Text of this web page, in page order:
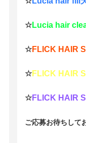
☆Lucia hair
☆FLICK HAIR
☆FLICK HAIR
☆FLICK HAIR
ご応募お待ちして